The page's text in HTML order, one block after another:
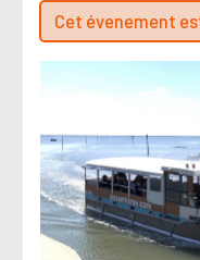
Cet évenement